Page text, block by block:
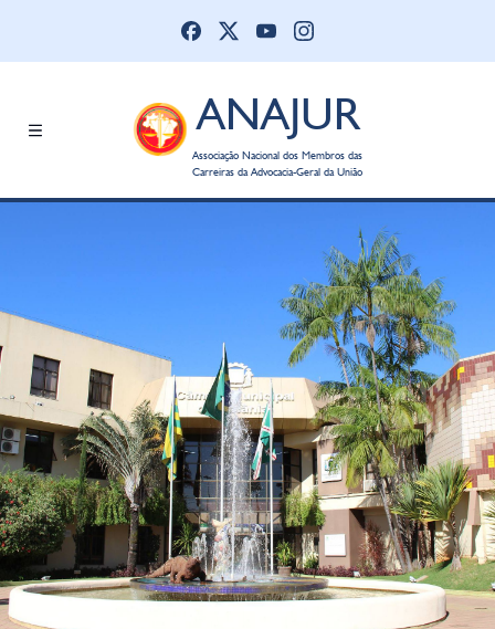
ANAJUR
Associação Nacional dos Membros das
Carreiras da Advocacia-Geral da União